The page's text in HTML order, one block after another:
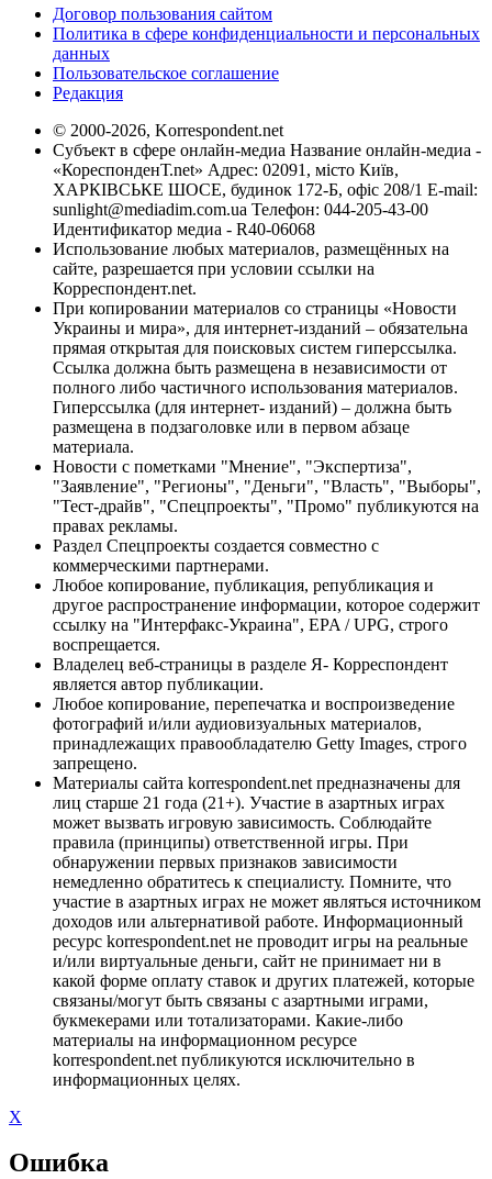
Договор пользования сайтом
Политика в сфере конфиденциальности и персональных
данных
Пользовательское соглашение
Редакция
© 2000-2026, Korrespondent.net
Субъект в сфере онлайн-медиа Название онлайн-медиа -
«КореспонденТ.net» Адрес: 02091, місто Київ,
ХАРКІВСЬКЕ ШОСЕ, будинок 172-Б, офіс 208/1 E-mail:
sunlight@mediadim.com.ua Телефон: 044-205-43-00
Идентификатор медиа - R40-06068
Использование любых материалов, размещённых на
сайте, разрешается при условии ссылки на
Корреспондент.net.
При копировании материалов со страницы «Новости
Украины и мира», для интернет-изданий – обязательна
прямая открытая для поисковых систем гиперссылка.
Ссылка должна быть размещена в независимости от
полного либо частичного использования материалов.
Гиперссылка (для интернет- изданий) – должна быть
размещена в подзаголовке или в первом абзаце
материала.
Новости с пометками "Мнение", "Экспертиза",
"Заявление", "Регионы", "Деньги", "Власть", "Выборы",
"Тест-драйв", "Спецпроекты", "Промо" публикуются на
правах рекламы.
Раздел Спецпроекты создается совместно с
коммерческими партнерами.
Любое копирование, публикация, републикация и
другое распространение информации, которое содержит
ссылку на "Интерфакс-Украина", EPA / UPG, строго
воспрещается.
Владелец веб-страницы в разделе Я- Корреспондент
является автор публикации.
Любое копирование, перепечатка и воспроизведение
фотографий и/или аудиовизуальных материалов,
принадлежащих правообладателю Getty Images, строго
запрещено.
Материалы сайта korrespondent.net предназначены для
лиц старше 21 года (21+). Участие в азартных играх
может вызвать игровую зависимость. Соблюдайте
правила (принципы) ответственной игры. При
обнаружении первых признаков зависимости
немедленно обратитесь к специалисту. Помните, что
участие в азартных играх не может являться источником
доходов или альтернативой работе. Информационный
ресурс korrespondent.net не проводит игры на реальные
и/или виртуальные деньги, сайт не принимает ни в
какой форме оплату ставок и других платежей, которые
связаны/могут быть связаны с азартными играми,
букмекерами или тотализаторами. Какие-либо
материалы на информационном ресурсе
korrespondent.net публикуются исключительно в
информационных целях.
X
Ошибка